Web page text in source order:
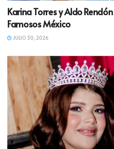
Karina Torres y Aldo
Famosos México
JULIO 30, 2026